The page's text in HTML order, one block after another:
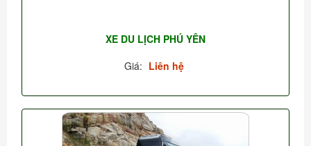
XE DU LỊCH PHÚ YÊN
Giá: Liên hệ